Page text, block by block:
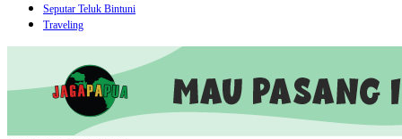
Seputar Teluk Bintuni
Traveling